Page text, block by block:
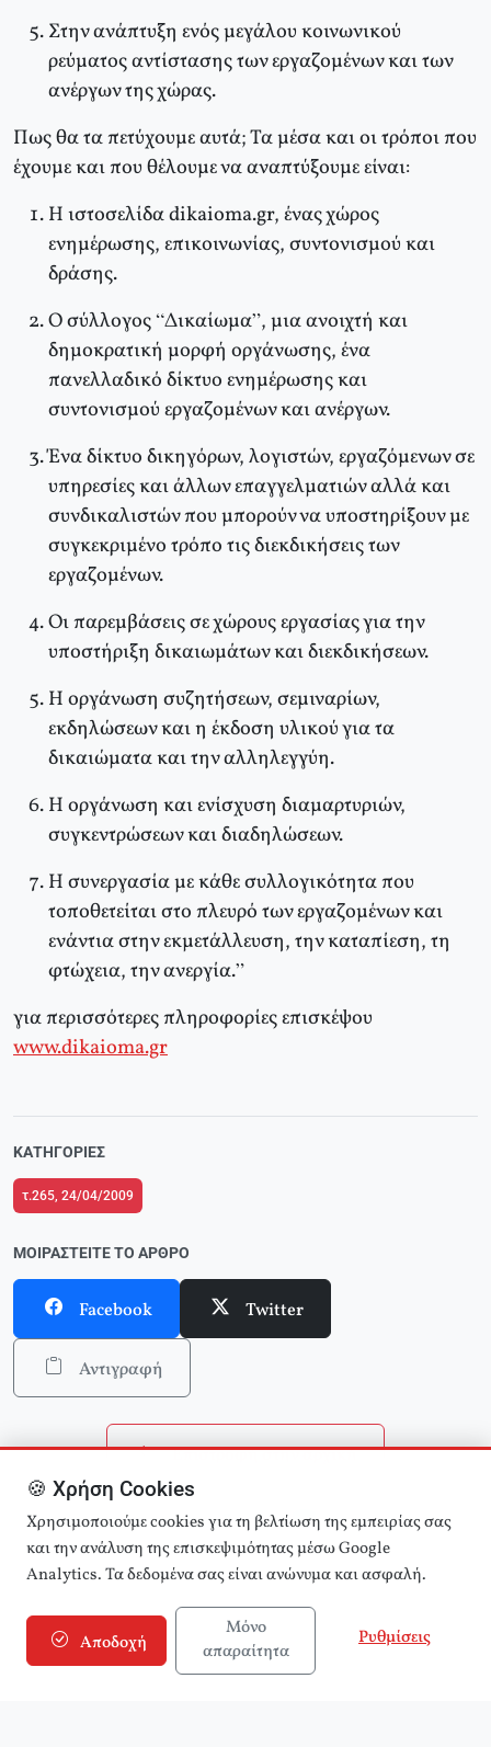
Στην ανάπτυξη ενός μεγάλου κοινωνικού
ρεύματος αντίστασης των εργαζομένων και των
ανέργων της χώρας.
Πως θα τα πετύχουμε αυτά; Τα μέσα και οι τρόποι που
έχουμε και που θέλουμε να αναπτύξουμε είναι:
Η ιστοσελίδα dikaioma.gr, ένας χώρος
ενημέρωσης, επικοινωνίας, συντονισμού και
δράσης.
Ο σύλλογος “Δικαίωμα”, μια ανοιχτή και
δημοκρατική μορφή οργάνωσης, ένα
πανελλαδικό δίκτυο ενημέρωσης και
συντονισμού εργαζομένων και ανέργων.
Ένα δίκτυο δικηγόρων, λογιστών, εργαζόμενων σε
υπηρεσίες και άλλων επαγγελματιών αλλά και
συνδικαλιστών που μπορούν να υποστηρίξουν με
συγκεκριμένο τρόπο τις διεκδικήσεις των
εργαζομένων.
Οι παρεμβάσεις σε χώρους εργασίας για την
υποστήριξη δικαιωμάτων και διεκδικήσεων.
Η οργάνωση συζητήσεων, σεμιναρίων,
εκδηλώσεων και η έκδοση υλικού για τα
δικαιώματα και την αλληλεγγύη.
Η οργάνωση και ενίσχυση διαμαρτυριών,
συγκεντρώσεων και διαδηλώσεων.
Η συνεργασία με κάθε συλλογικότητα που
τοποθετείται στο πλευρό των εργαζομένων και
ενάντια στην εκμετάλλευση, την καταπίεση, τη
φτώχεια, την ανεργία.”
για περισσότερες πληροφορίες επισκέψου
www.dikaioma.gr
ΚΑΤΗΓΟΡΊΕΣ
τ.265, 24/04/2009
ΜΟΙΡΑΣΤΕΊΤΕ ΤΟ ΆΡΘΡΟ
Facebook Twitter
Αντιγραφή
Επιστροφή στην αρχική
Αναζήτηση άρθρων
🍪 Χρήση Cookies
Χρησιμοποιούμε cookies για τη βελτίωση της εμπειρίας σας
και την ανάλυση της επισκεψιμότητας μέσω Google
Analytics. Τα δεδομένα σας είναι ανώνυμα και ασφαλή.
Αποδοχή
Μόνο
απαραίτητα
Ρυθμίσεις